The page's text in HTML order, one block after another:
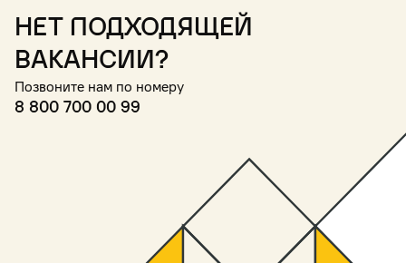
Нет подходящей
вакансии?
Позвоните нам по номеру
8 800 700 00 99